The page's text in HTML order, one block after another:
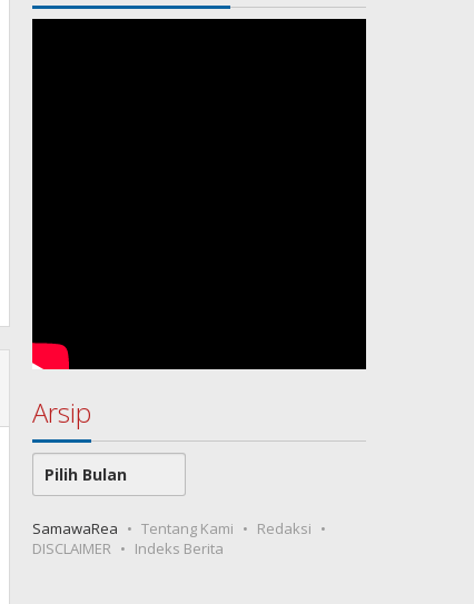
Arsip
Arsip
SamawaRea Tentang Kami
Redaksi
DISCLAIMER
Indeks Berita